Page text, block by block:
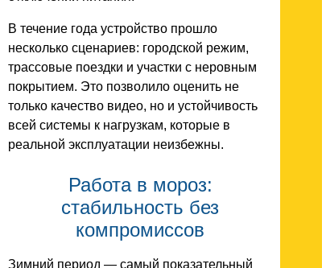
В течение года устройство прошло
несколько сценариев: городской режим,
трассовые поездки и участки с неровным
покрытием. Это позволило оценить не
только качество видео, но и устойчивость
всей системы к нагрузкам, которые в
реальной эксплуатации неизбежны.
Работа в мороз:
стабильность без
компромиссов
Зимний период — самый показательный